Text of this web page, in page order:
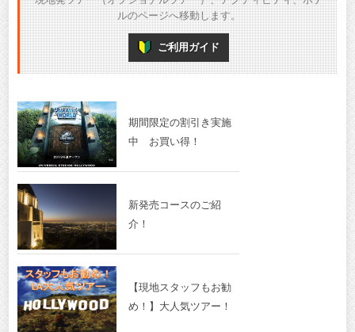
ルのページへ移動します。
ご利用ガイド
期間限定の割引き実施
中 お買い得！
新発売コースのご紹
介！
【現地スタッフもお勧
め！】大人気ツアー！